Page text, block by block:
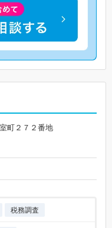
町２７２番地
税務調査